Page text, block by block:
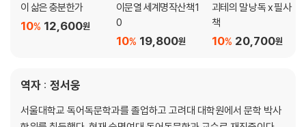
이 삶은 충분한가
12,600원
10%
이문열 세계명작산책 1
0
19,800원
10%
괴테의 말 낭독 x 필사
책
20,700원
10%
역자 : 정서웅
서울대학교 독어독문학과를 졸업하고 고려대 대학원에서 문학 박사